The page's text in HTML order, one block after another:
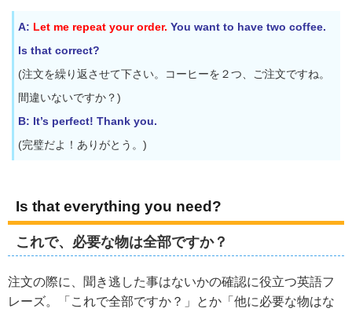
A: Let me repeat your order. You want to have two coffee.
Is that correct?
(注文を繰り返させて下さい。コーヒーを２つ、ご注文ですね。
間違いないですか？)
B: It’s perfect! Thank you.
(完璧だよ！ありがとう。)
Is that everything you need?
これで、必要な物は全部ですか？
注文の際に、聞き逃した事はないかの確認に役立つ英語フ
レーズ。「これで全部ですか？」とか「他に必要な物はな